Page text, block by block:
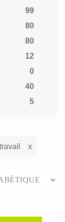
99
80
80
12
0
40
5